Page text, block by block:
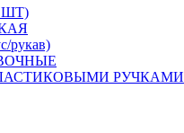
ШТ)
РУЧКАМИ